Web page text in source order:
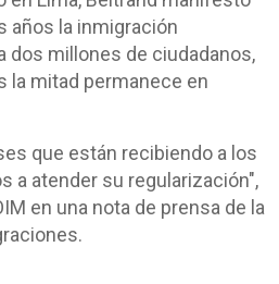
años la inmigración
dos millones de ciudadanos,
la mitad permanece en
que están recibiendo a los
a atender su regularización",
en una nota de prensa de la